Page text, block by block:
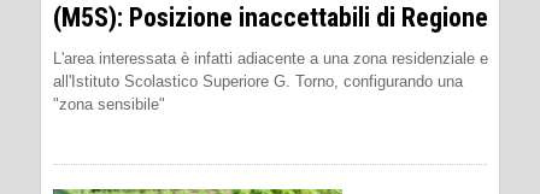
(M5S): Posizione inaccettabili di Regione
L'area interessata è infatti adiacente a una zona residenziale e
all'Istituto Scolastico Superiore G. Torno, configurando una
"zona sensibile"